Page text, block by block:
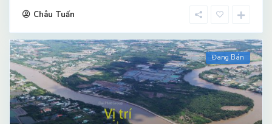
Châu Tuấn
Đang Bán